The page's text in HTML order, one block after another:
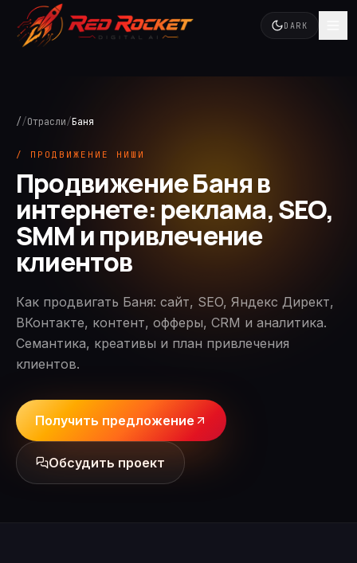
DARK
//Отрасли/Баня
/ ПРОДВИЖЕНИЕ НИШИ
Продвижение Баня в
интернете: реклама, SEO,
SMM и привлечение
клиентов
Как продвигать Баня: сайт, SEO, Яндекс Директ,
ВКонтакте, контент, офферы, CRM и аналитика.
Семантика, креативы и план привлечения
клиентов.
Получить предложение
Обсудить проект